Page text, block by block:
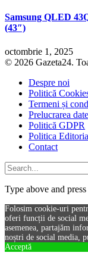
Samsung QLED
(43″)
octombrie 1, 2025
© 2026 Gazeta24.
Despre noi
Politică
Termeni și
Prelucrarea
Politică GDPR
Politica
Contact
Type above and press
Folosim cookie-uri
oferi funcții de social
asemenea, partajăm
noștri de social media,
Acceptă